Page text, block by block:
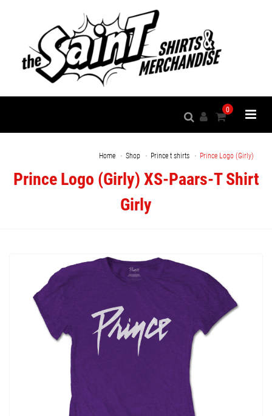
0
Home Shop Prince t shirts Prince Logo (Girly)
Prince Logo (Girly) XS-Paars-T Shirt
Girly